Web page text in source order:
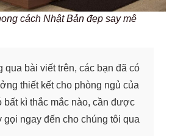
cách Nhật Bản đẹp say mê
qua bài viết trên, các bạn đã có
thiết kết cho phòng ngủ của
bất kì thắc mắc nào, cần được
gọi ngay đến cho chúng tôi qua